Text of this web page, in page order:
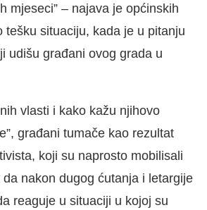
mjeseci” – najava je općinskih
tešku situaciju, kada je u pitanju
udišu građani ovog grada u
vlasti i kako kažu njihovo
građani tumače kao rezultat
koji su naprosto mobilisali
nakon dugog ćutanja i letargije
reaguje u situaciji u kojoj su